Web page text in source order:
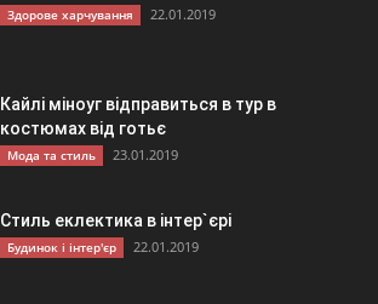
Здорове харчування 22.01.2019
Кайлі міноуг відправиться в тур в
костюмах від готьє
Мода та стиль 23.01.2019
Стиль еклектика в інтер`єрі
Будинок і інтер'єр 22.01.2019